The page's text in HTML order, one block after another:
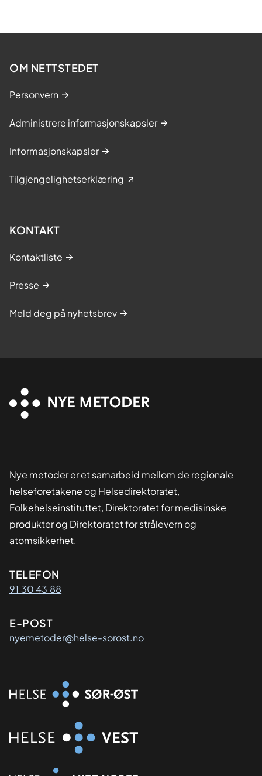
OM NETTSTEDET
Personvern
Administrere informasjonskapsler
Informasjonskapsler
Tilgjengelighetserklæring
KONTAKT
Kontaktliste
Presse
Meld deg på nyhetsbrev
Nye metoder er et samarbeid mellom de regionale
helseforetakene og Helsedirektoratet,
Folkehelseinstituttet, Direktoratet for medisinske
produkter og Direktoratet for strålevern og
atomsikkerhet.
Kontaktinformasjon
TELEFON
91 30 43 88
E-POST
nyemetoder@helse-sorost.no
Organisasjon